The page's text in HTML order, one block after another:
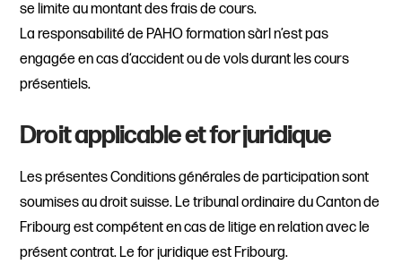
se limite au montant des frais de cours.
La responsabilité de PAHO formation sàrl n’est pas
engagée en cas d‘accident ou de vols durant les cours
présentiels.
Droit applicable et for juridique
Les présentes Conditions générales de participation sont
soumises au droit suisse. Le tribunal ordinaire du Canton de
Fribourg est compétent en cas de litige en relation avec le
présent contrat. Le for juridique est Fribourg.